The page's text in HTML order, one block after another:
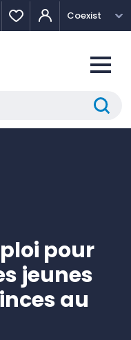
Coexist
pour
jeunes
au